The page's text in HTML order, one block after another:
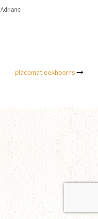
Adriane
placemat eekhoorns